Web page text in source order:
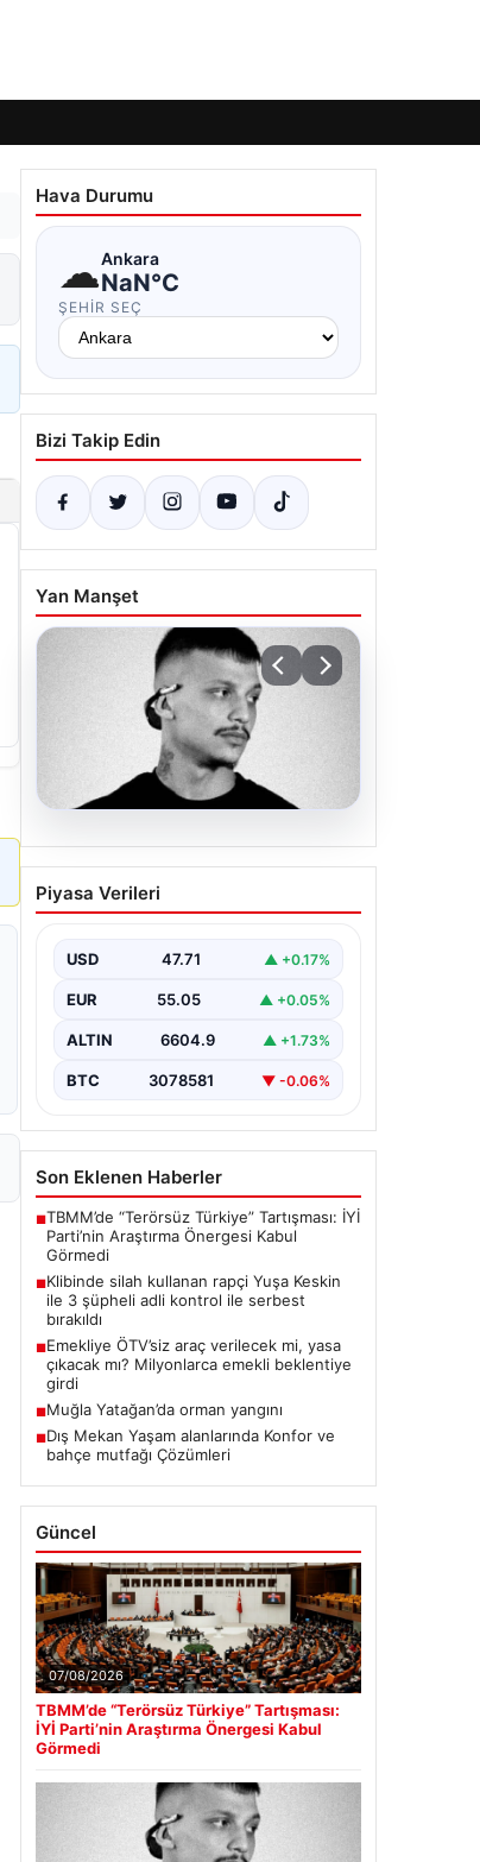
Hava Durumu
☁Ankara
NaN°C
ŞEHIR SEÇ
Bizi Takip Edin
Yan Manşet
06.08.2026
Klibinde silah kullanan
rapçi Yuşa Keskin ile 3
serbest bırakıldı
Piyasa Verileri
USD 47.71 ▲ +0.17%
EUR 55.05 ▲ +0.05%
ALTIN 6604.9 ▲ +1.73%
BTC 3078581 ▼ -0.06%
Son Eklenen Haberler
■TBMM’de “Terörsüz Türkiye” Tartışması: İYİ
Parti’nin Araştırma Önergesi Kabul
Görmedi
■Klibinde silah kullanan rapçi Yuşa Keskin
ile 3 şüpheli adli kontrol ile serbest
bırakıldı
■Emekliye ÖTV’siz araç verilecek mi, yasa
çıkacak mı? Milyonlarca emekli beklentiye
girdi
■Muğla Yatağan’da orman yangını
■Dış Mekan Yaşam alanlarında Konfor ve
bahçe mutfağı Çözümleri
Güncel
07/08/2026
TBMM’de “Terörsüz Türkiye” Tartışması:
İYİ Parti’nin Araştırma Önergesi Kabul
Görmedi